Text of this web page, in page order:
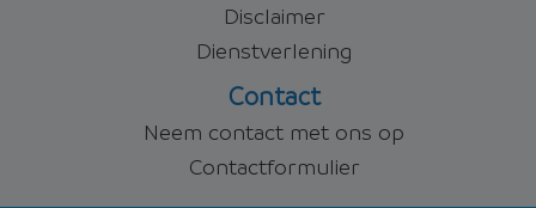
Disclaimer
Dienstverlening
Contact
Neem contact met ons op
Contactformulier